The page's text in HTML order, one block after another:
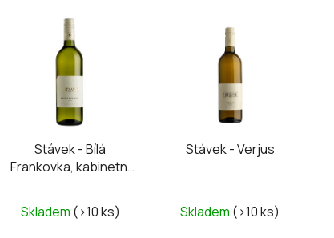
Stávek - Bílá
Frankovka, kabinetní
Skladem (>10 ks)
Stávek - Verjus
Skladem (>10 ks)